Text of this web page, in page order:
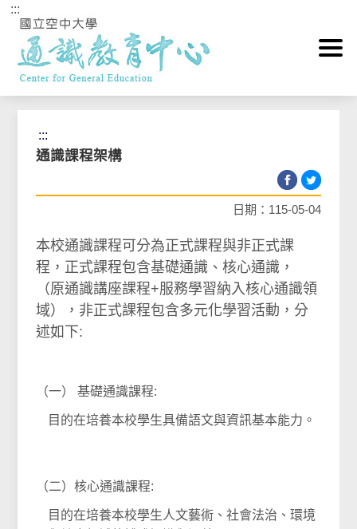
跳到主要內容區塊
:::
首頁>課程資訊Course>102學年新制-通識課程架構
:::
通識課程架構
日期：115-05-04
本校通識課程可分為正式課程與非正式課
程，正式課程包含基礎通識、核心通識，
（原通識講座課程+服務學習納入核心通識領
域），非正式課程包含多元化學習活動，分
述如下:
（一） 基礎通識課程:
目的在培養本校學生具備語文與資訊基本能力。
（二）核心通識課程:
目的在培養本校學生人文藝術、社會法治、環境